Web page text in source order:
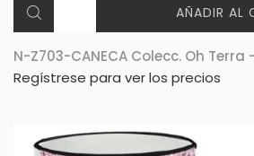
AÑADIR AL
N-Z703-CANECA Colecc. Oh Terra
Regístrese para ver los precios